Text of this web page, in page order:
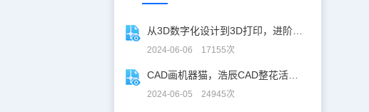
2024-06-06 17155次
2024-06-05 24945次